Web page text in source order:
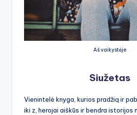
Aš vaikystėje
Siužetas
Vienintelė knyga, kurios pradžią ir
iki z, herojai aiškūs ir bendra istorijos